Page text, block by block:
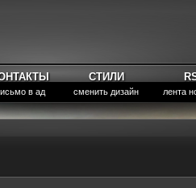
в ад
СТИЛИ
сменить дизайн лента